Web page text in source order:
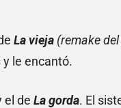
La vieja (remake
le encantó.
el de La gorda. El